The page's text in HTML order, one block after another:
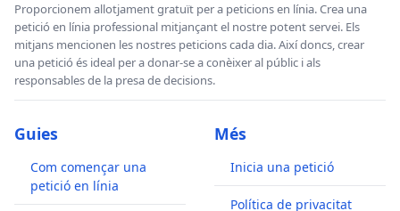
Proporcionem allotjament gratuït per a peticions en línia. Crea una
petició en línia professional mitjançant el nostre potent servei. Els
mitjans mencionen les nostres peticions cada dia. Així doncs, crear
una petició és ideal per a donar-se a conèixer al públic i als
responsables de la presa de decisions.
Guies
Com començar una
petició en línia
Més
Inicia una petició
Política de privacitat